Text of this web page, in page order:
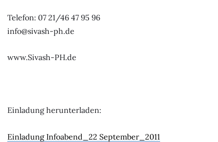
Telefon: 07 21/46 47 95 96
info@sivash-ph.de
www.Sivash-PH.de
Einladung herunterladen:
Einladung Infoabend_22 September_2011